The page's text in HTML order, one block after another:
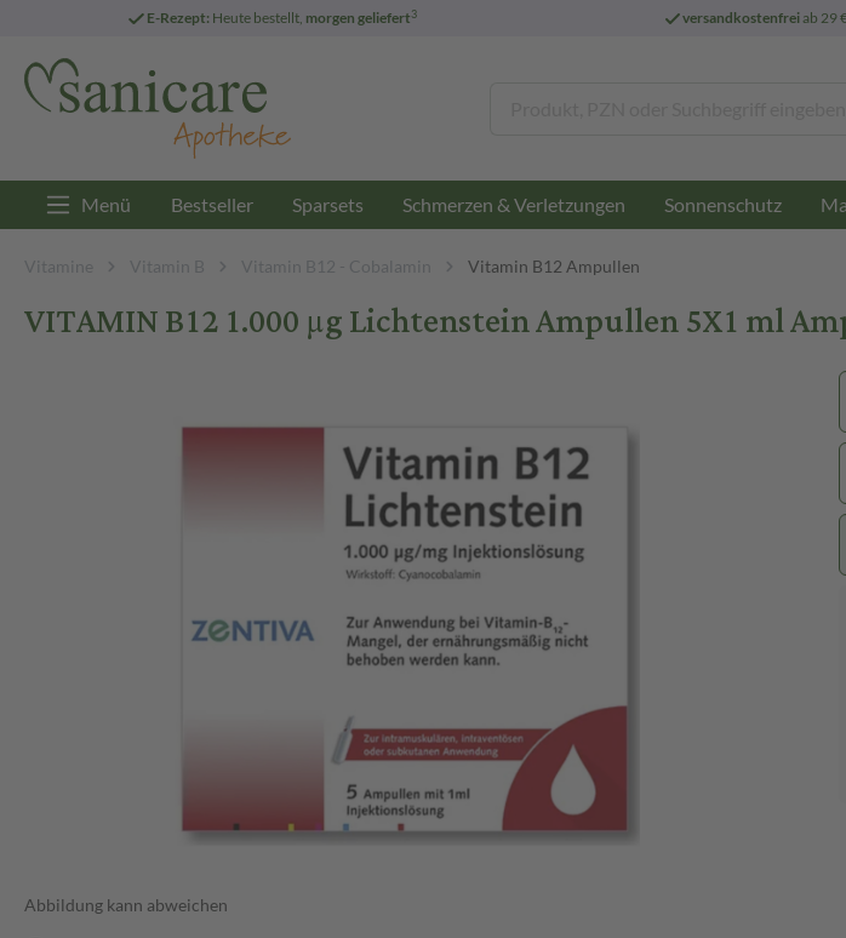
E-Rezept: Heute bestellt, morgen geliefert3 versandkostenfreiab 29
Menü Bestseller Sparsets Schmerzen & Verletzungen Sonnenschutz
Vitamine Vitamin B Vitamin B12 - Cobalamin Vitamin B12 Ampullen
VITAMIN B12 1.000 µg Lichtenstein Ampullen 5X1 ml
Abbildung kann abweichen